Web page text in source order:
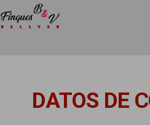
DATOS DE